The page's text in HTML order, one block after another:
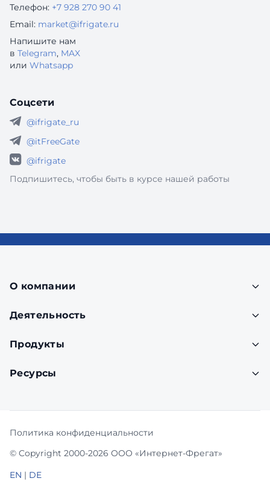
Телефон: +7 928 270 90 41
Email: market@ifrigate.ru
Напишите нам
в Telegram, MAX
или Whatsapp
Соцсети
@ifrigate_ru
@itFreeGate
@ifrigate
Подпишитесь, чтобы быть в курсе нашей работы
О компании
Деятельность
Продукты
Ресурсы
© Copyright 2000-2026 ООО «Интернет-Фрегат»
EN | DE
Политика конфиденциальности